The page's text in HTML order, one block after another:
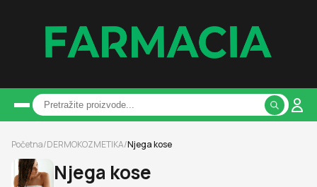
Početna/DERMOKOZMETIKA/Njega kose
Njega kose